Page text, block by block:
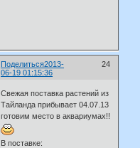
Поделиться 24
2013-
06-19 01:15:36
Свежая поставка растений из
Тайланда прибывает 04.07.13
готовим место в аквариумах!!
В поставке: